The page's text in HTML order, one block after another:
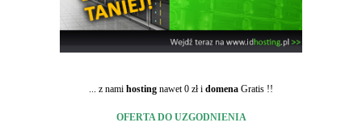
... z nami hosting nawet 0 zł i domena Gratis !!
OFERTA DO UZGODNIENIA